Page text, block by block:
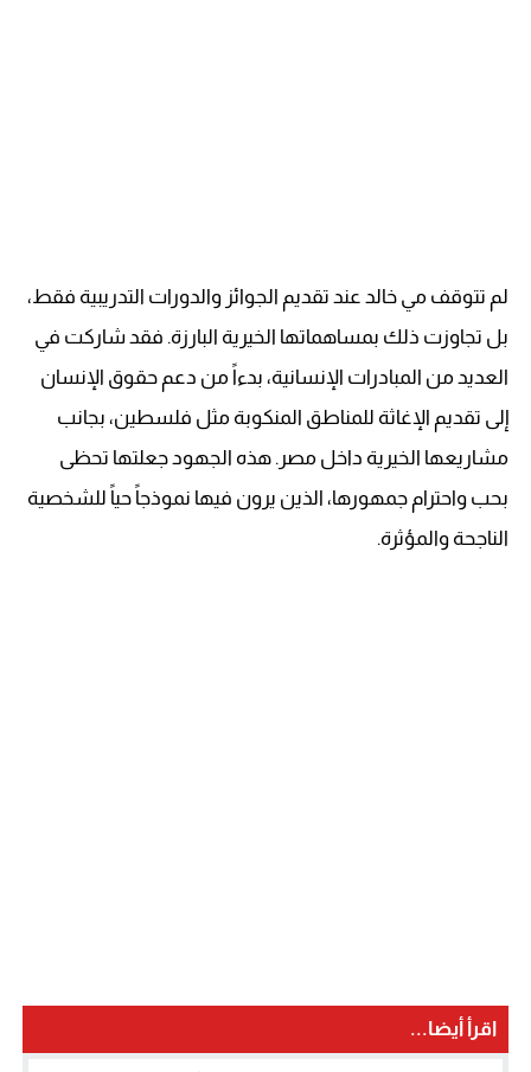
لم تتوقف مي خالد عند تقديم الجوائز والدورات التدريبية فقط،
بل تجاوزت ذلك بمساهماتها الخيرية البارزة. فقد شاركت في
العديد من المبادرات الإنسانية، بدءاً من دعم حقوق الإنسان
إلى تقديم الإغاثة للمناطق المنكوبة مثل فلسطين، بجانب
مشاريعها الخيرية داخل مصر. هذه الجهود جعلتها تحظى
بحب واحترام جمهورها، الذين يرون فيها نموذجاً حياً للشخصية
الناجحة والمؤثرة.
اقرأ أيضا...